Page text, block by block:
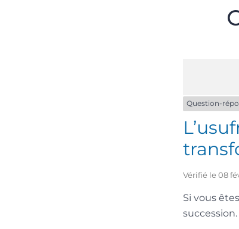
Question-
Vérifié le 08
Si vous
succession.